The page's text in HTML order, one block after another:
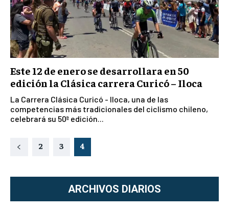
Este 12 de enero se desarrollara en 50
edición la Clásica carrera Curicó – Iloca
La Carrera Clásica Curicó - Iloca, una de las
competencias más tradicionales del ciclismo chileno,
celebrará su 50ª edición...
2 3 4
ARCHIVOS DIARIOS